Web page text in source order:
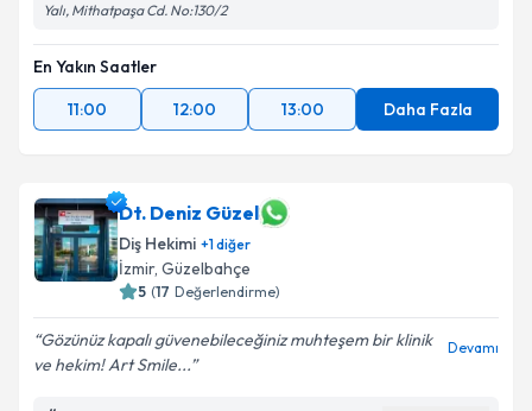
Yalı, Mithatpaşa Cd. No:130/2
En Yakın Saatler
11:00
12:00 13:00 Daha Fazla
Dt. Deniz Güzel
Diş Hekimi +1diğer
İzmir, Güzelbahçe
5 (17 Değerlendirme)
Gözünüz kapalı güvenebileceğiniz muhteşem bir klinik
ve hekim! Art Smile...
Devamı